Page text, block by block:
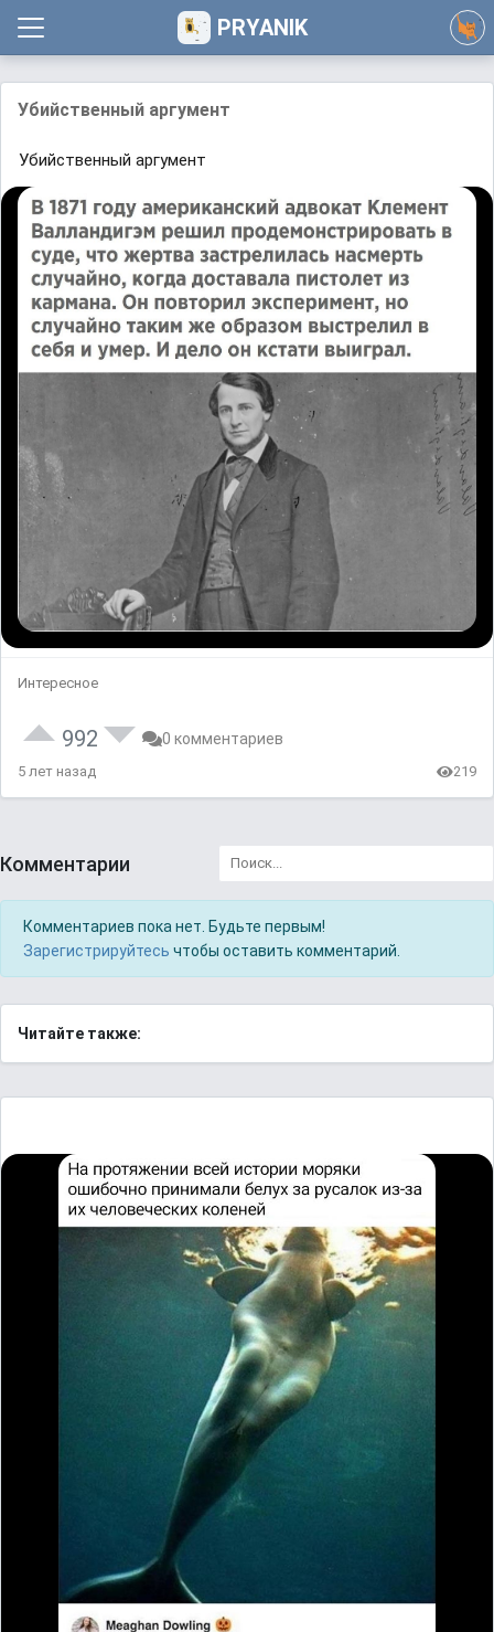
PRYANIK
Убийственный аргумент
Убийственный аргумент
Интересное
992 0 комментариев
5 лет назад 219
Комментарии
Комментариев пока нет. Будьте первым!
Зарегистрируйтесь чтобы оставить комментарий.
Читайте также: